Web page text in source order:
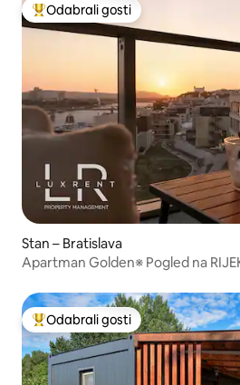
Među najviše rangiranima s
Odabrali gosti
Stan – Bratislava
Apartman Golden※ Pogled na
Među najviše rangiranima s
Odabrali gosti